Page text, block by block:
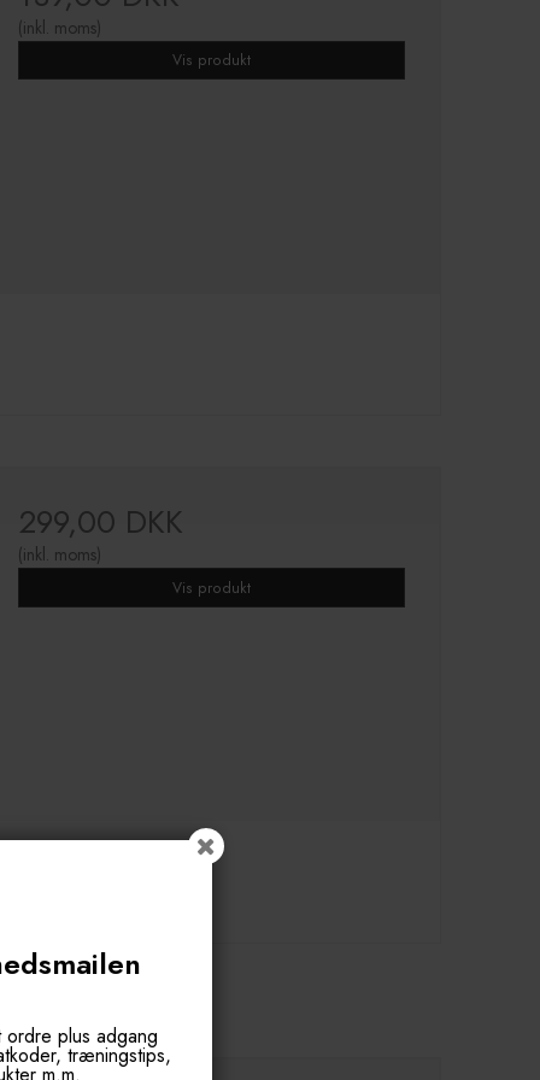
(inkl. moms)
Vis produkt
299,00 DKK
(inkl. moms)
Vis produkt
KØBT
plus adgang
træningstips,